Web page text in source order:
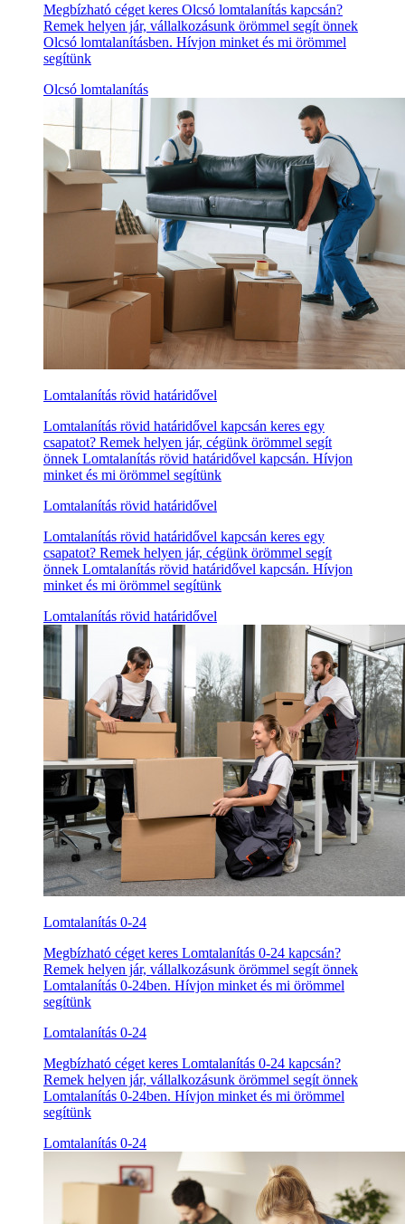
Megbízható céget keres Olcsó lomtalanítás kapcsán?
Remek helyen jár, vállalkozásunk örömmel segít önnek
Olcsó lomtalanításben. Hívjon minket és mi örömmel
segítünk
Olcsó lomtalanítás
Lomtalanítás rövid határidővel
Lomtalanítás rövid határidővel kapcsán keres egy
csapatot? Remek helyen jár, cégünk örömmel segít
önnek Lomtalanítás rövid határidővel kapcsán. Hívjon
minket és mi örömmel segítünk
Lomtalanítás rövid határidővel
Lomtalanítás rövid határidővel kapcsán keres egy
csapatot? Remek helyen jár, cégünk örömmel segít
önnek Lomtalanítás rövid határidővel kapcsán. Hívjon
minket és mi örömmel segítünk
Lomtalanítás rövid határidővel
Lomtalanítás 0-24
Megbízható céget keres Lomtalanítás 0-24 kapcsán?
Remek helyen jár, vállalkozásunk örömmel segít önnek
Lomtalanítás 0-24ben. Hívjon minket és mi örömmel
segítünk
Lomtalanítás 0-24
Megbízható céget keres Lomtalanítás 0-24 kapcsán?
Remek helyen jár, vállalkozásunk örömmel segít önnek
Lomtalanítás 0-24ben. Hívjon minket és mi örömmel
segítünk
Lomtalanítás 0-24